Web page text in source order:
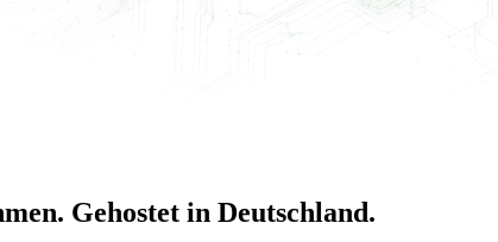
Gehostet in Deutschland.